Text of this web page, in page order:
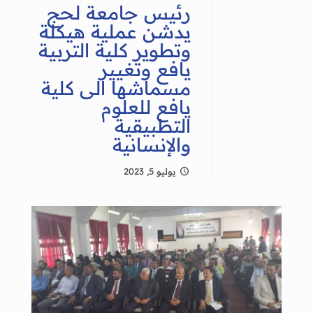
رئيس جامعة لحج
يدشن عملية هيكلة
وتطوير كلية التربية
يافع وتغيير
مسماشها الى كلية
يافع للعلوم
التطبيقية
والإنسانية
يوليو 5, 2023